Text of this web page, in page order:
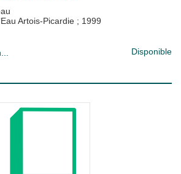
Artois-Picardie ; 1999
Disponible